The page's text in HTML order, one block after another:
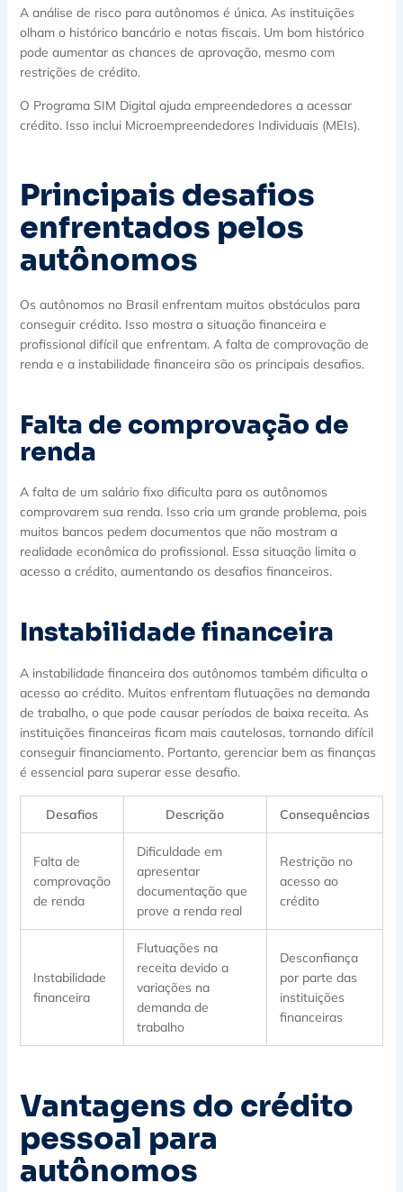
A análise de risco para autônomos é única. As instituições
olham o histórico bancário e notas fiscais. Um bom histórico
pode aumentar as chances de aprovação, mesmo com
restrições de crédito.
O Programa SIM Digital ajuda empreendedores a acessar
crédito. Isso inclui Microempreendedores Individuais (MEIs).
Principais desafios
enfrentados pelos
autônomos
Os autônomos no Brasil enfrentam muitos obstáculos para
conseguir crédito. Isso mostra a situação financeira e
profissional difícil que enfrentam. A falta de comprovação de
renda e a instabilidade financeira são os principais desafios.
Falta de comprovação de
renda
A falta de um salário fixo dificulta para os autônomos
comprovarem sua renda. Isso cria um grande problema, pois
muitos bancos pedem documentos que não mostram a
realidade econômica do profissional. Essa situação limita o
acesso a crédito, aumentando os desafios financeiros.
Instabilidade financeira
A instabilidade financeira dos autônomos também dificulta o
acesso ao crédito. Muitos enfrentam flutuações na demanda
de trabalho, o que pode causar períodos de baixa receita. As
instituições financeiras ficam mais cautelosas, tornando difícil
conseguir financiamento. Portanto, gerenciar bem as finanças
é essencial para superar esse desafio.
Desafios Descrição Consequências
Falta de
comprovação
de renda
Dificuldade em
apresentar
documentação que
prove a renda real
Restrição no
acesso ao
crédito
Instabilidade
financeira
Flutuações na
receita devido a
variações na
demanda de
trabalho
Desconfiança
por parte das
instituições
financeiras
Vantagens do crédito
pessoal para
autônomos